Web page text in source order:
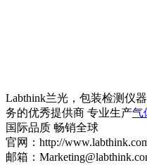
Labthink兰光，包装检测仪
务的优秀提供商 专业生产气
国际品质 畅销全球
官网：http://
邮箱：